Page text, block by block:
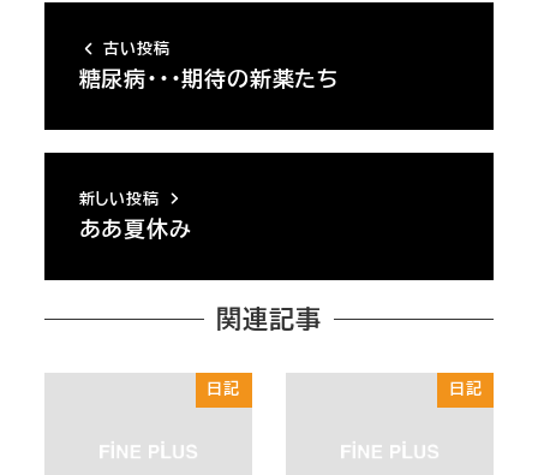
古い投稿
糖尿病・・・期待の新薬たち
新しい投稿
ああ夏休み
関連記事
日記 日記